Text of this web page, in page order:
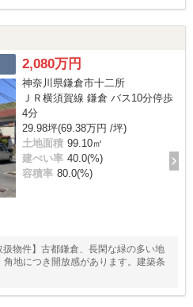
2,080万円
神奈川県鎌倉市十二所
ＪＲ横須賀線 鎌倉 バス10分停歩
4分
29.98坪(69.38万円 /坪)
土地面積 99.10㎡
建ぺい率 40.0(%)
容積率 80.0(%)
扱物件】古都鎌倉、長閑な緑の多い地
地につき開放感があります。建築条